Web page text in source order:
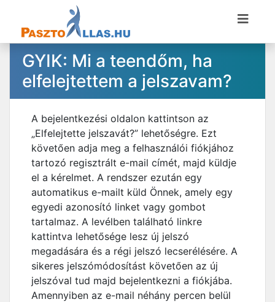
GYIK: Mi a teendőm, ha
elfelejtettem a jelszavam?
A bejelentkezési oldalon kattintson az
„Elfelejtette jelszavát?” lehetőségre. Ezt
követően adja meg a felhasználói fiókjához
tartozó regisztrált e-mail címét, majd küldje
el a kérelmet. A rendszer ezután egy
automatikus e-mailt küld Önnek, amely egy
egyedi azonosító linket vagy gombot
tartalmaz. A levélben található linkre
kattintva lehetősége lesz új jelszó
megadására és a régi jelszó lecserélésére. A
sikeres jelszómódosítást követően az új
jelszóval tud majd bejelentkezni a fiókjába.
Amennyiben az e-mail néhány percen belül